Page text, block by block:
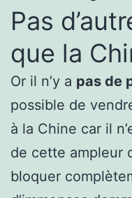
Pas
que la
Or il n’y a pas de
possible de
à la Chine car il
de cette ampleur
bloquer